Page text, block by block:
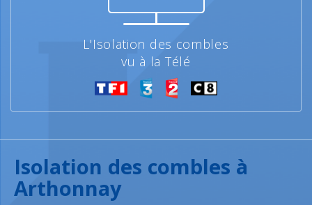
L'Isolation des combles
vu à la Télé
Isolation des combles à
Arthonnay